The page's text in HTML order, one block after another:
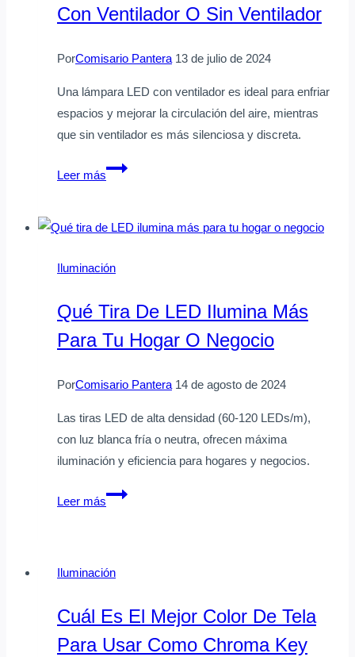
Con Ventilador O Sin Ventilador
PorComisario Pantera 13 de julio de 2024
Una lámpara LED con ventilador es ideal para enfriar
espacios y mejorar la circulación del aire, mientras
que sin ventilador es más silenciosa y discreta.
Leer más
Es
lámpara
con
o
sin
Iluminación
Qué Tira De LED Ilumina Más
Para Tu Hogar O Negocio
PorComisario Pantera 14 de agosto de 2024
Las tiras LED de alta densidad (60-120 LEDs/m),
con luz blanca fría o neutra, ofrecen máxima
iluminación y eficiencia para hogares y negocios.
Leer más
Qué
ilumina
para
Iluminación
Cuál Es El Mejor Color De Tela
Para Usar Como Chroma Key